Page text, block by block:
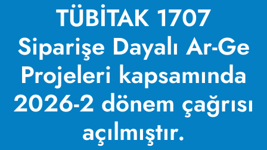
TÜBİTAK 1707
Siparişe Dayalı Ar-Ge
Projeleri kapsamında
2026-2 dönem çağrısı
açılmıştır.